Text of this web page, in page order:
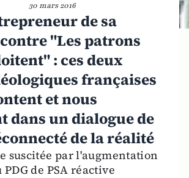
30 mars 2016
de sa
"Les patrons
: ces deux
françaises
et nous
dans un dialogue de
de la réalité
suscitée par l'augmentation
de PSA réactive